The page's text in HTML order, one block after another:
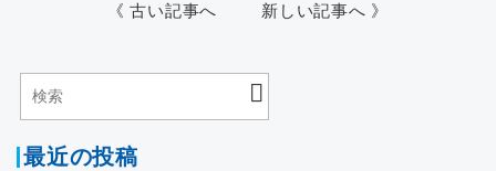
《 古い記事へ 新しい記事へ 》
最近の投稿